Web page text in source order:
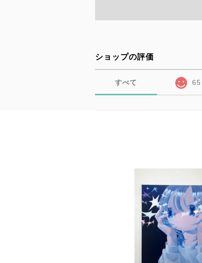
ショップの評価
すべて 65